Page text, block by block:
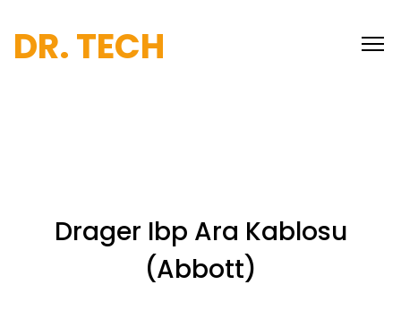
DR. TECH
Drager Ibp Ara Kablosu
(Abbott)